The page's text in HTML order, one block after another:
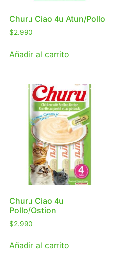
Churu Ciao 4u Atun/Pollo
$2.990
Añadir al carrito
Churu Ciao 4u
Pollo/Ostion
$2.990
Añadir al carrito